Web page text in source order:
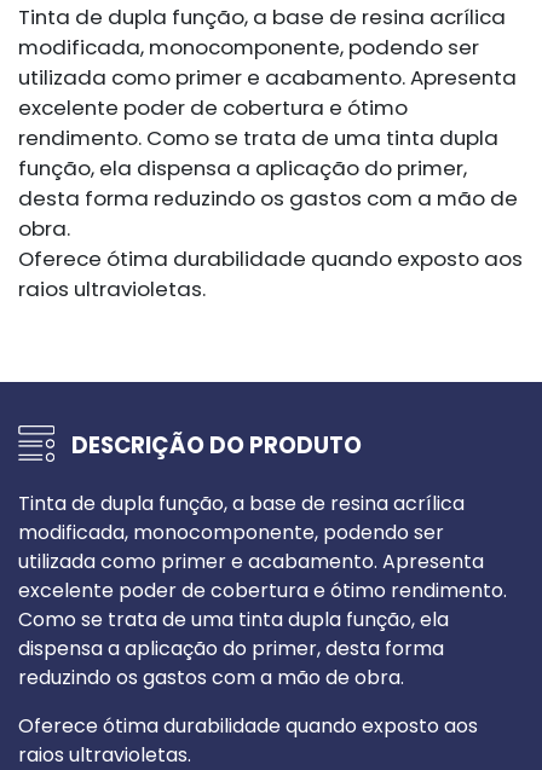
Tinta de dupla função, a base de resina acrílica
modificada, monocomponente, podendo ser
utilizada como primer e acabamento. Apresenta
excelente poder de cobertura e ótimo
rendimento. Como se trata de uma tinta dupla
função, ela dispensa a aplicação do primer,
desta forma reduzindo os gastos com a mão de
obra.
Oferece ótima durabilidade quando exposto aos
raios ultravioletas.
DESCRIÇÃO DO PRODUTO
Tinta de dupla função, a base de resina acrílica
modificada, monocomponente, podendo ser
utilizada como primer e acabamento. Apresenta
excelente poder de cobertura e ótimo rendimento.
Como se trata de uma tinta dupla função, ela
dispensa a aplicação do primer, desta forma
reduzindo os gastos com a mão de obra.
Oferece ótima durabilidade quando exposto aos
raios ultravioletas.